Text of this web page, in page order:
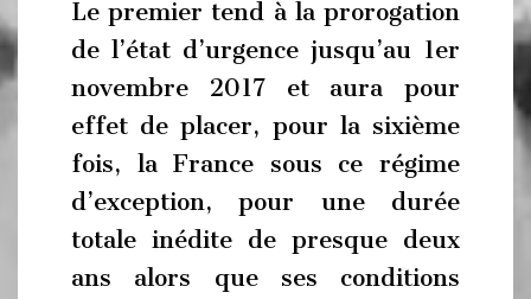
Le premier tend à la prorogation
de l’état d’urgence jusqu’au 1er
novembre 2017 et aura pour
effet de placer, pour la sixième
fois, la France sous ce régime
d’exception, pour une durée
totale inédite de presque deux
ans alors que ses conditions